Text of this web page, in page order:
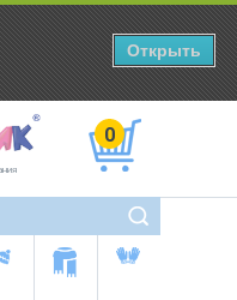
0
Открыть